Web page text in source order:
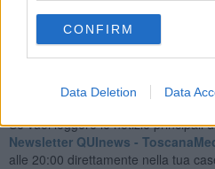
CONFIRM
Data Deletion Data
Se vuoi leggere le notizie principali
Newsletter QUInews -
alle 20:00 direttamente nella tua